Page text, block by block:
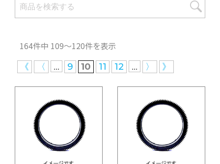
164件中 109〜120件を表示
《 〈 ... 9 10 11 12 ... 〉 》